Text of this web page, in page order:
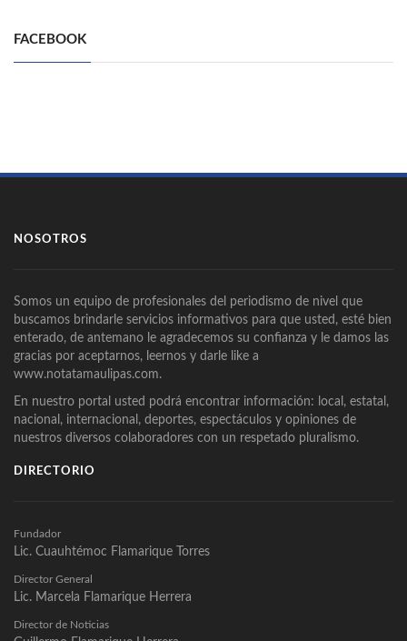
FACEBOOK
NOSOTROS
Somos un equipo de profesionales del periodismo de nivel que
buscamos brindarle servicios informativos para que usted, esté bien
enterado, de antemano le agradecemos su confianza y le damos las
gracias por aceptarnos, leernos y darle like a
www.notatamaulipas.com.
En nuestro portal usted podrá encontrar información: local, estatal,
nacional, internacional, deportes, espectáculos y opiniones de
nuestros diversos colaboradores con un respetado pluralismo.
DIRECTORIO
Fundador
Lic. Cuauhtémoc Flamarique Torres
Director General
Lic. Marcela Flamarique Herrera
Director de Noticias